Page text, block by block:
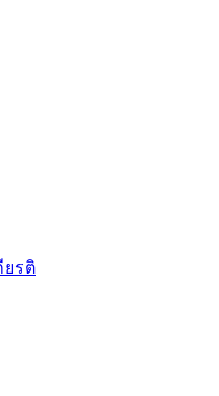
ยรติ